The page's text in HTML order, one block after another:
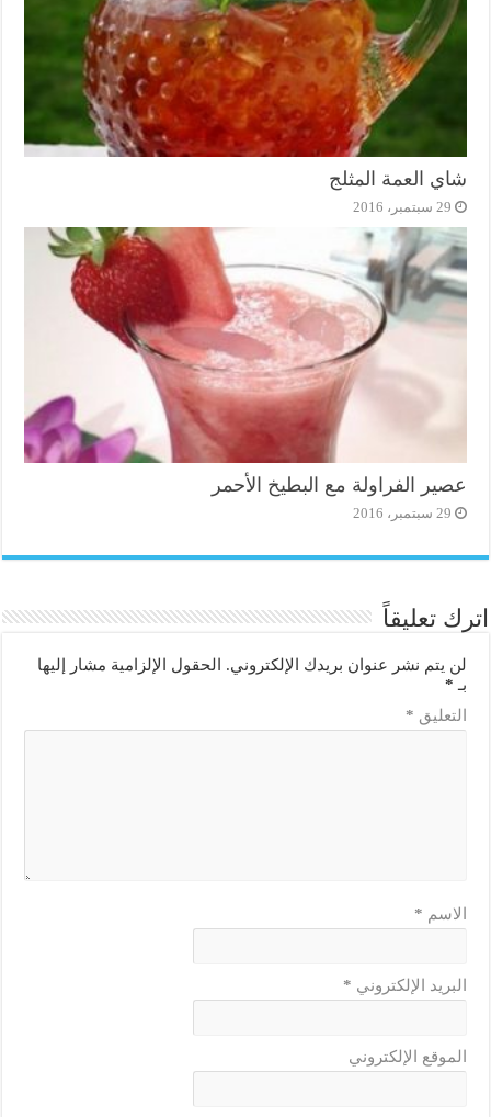
شاي العمة المثلج
29 سبتمبر، 2016
عصير الفراولة مع البطيخ الأحمر
29 سبتمبر، 2016
اترك تعليقاً
لن يتم نشر عنوان بريدك الإلكتروني.
الحقول الإلزامية مشار إليها
بـ *
التعليق *
الاسم *
البريد الإلكتروني *
الموقع الإلكتروني